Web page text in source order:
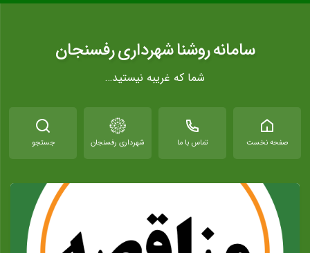
سامانه روشنا شهرداری رفسنجان
شما که غریبه نیستید…
صفحه نخست تماس با ما شهرداری رفسنجان جستجو